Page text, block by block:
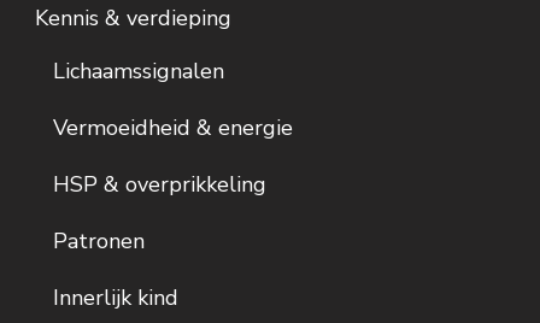
Kennis & verdieping
Lichaamssignalen
Vermoeidheid & energie
HSP & overprikkeling
Patronen
Innerlijk kind